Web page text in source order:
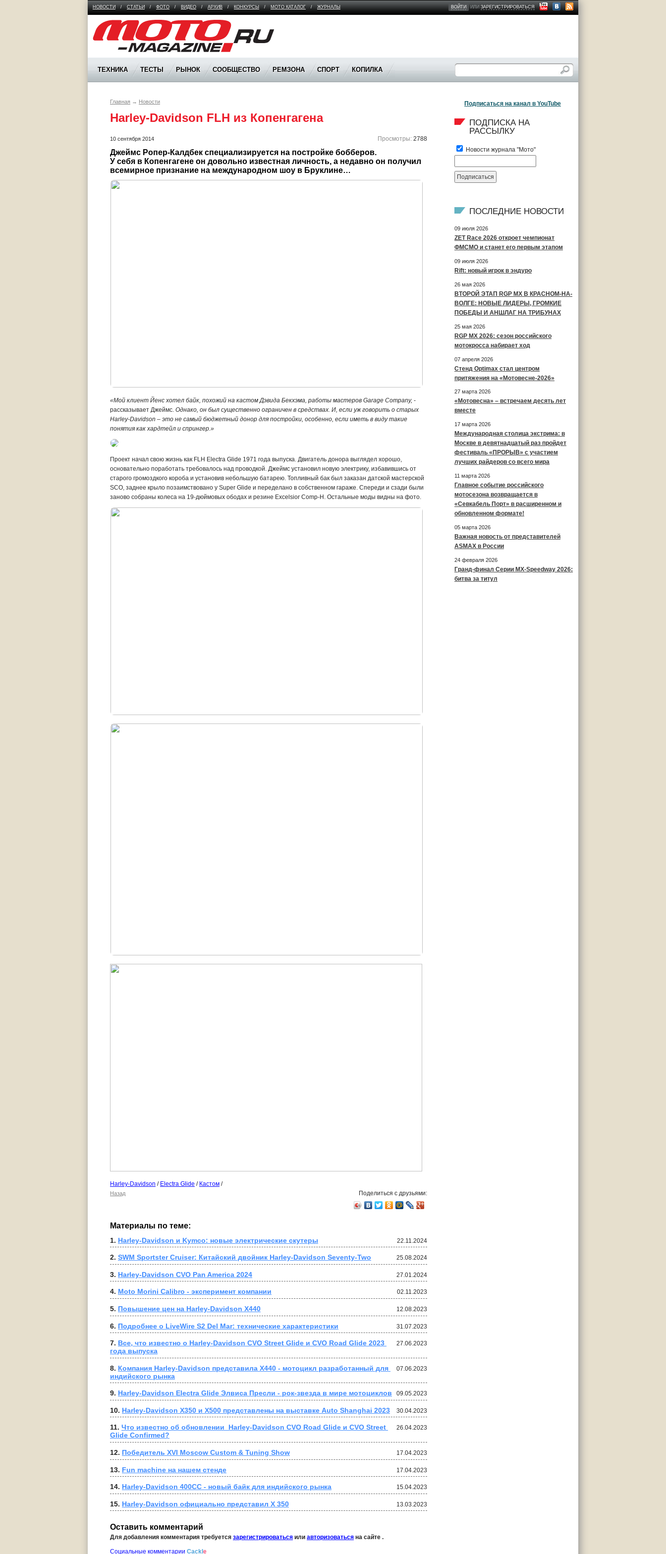
НОВОСТИ / СТАТЬИ / ФОТО / ВИДЕО / АРХИВ / КОНКУРСЫ / МОТО КАТАЛОГ / ЖУРНАЛЫ ВОЙТИ ИЛИЗАРЕГИСТРИРОВАТЬСЯ
Moto Magazine
ТЕХНИКА ТЕСТЫ РЫНОК СООБЩЕСТВО РЕМЗОНА СПОРТ КОПИЛКА
Главная → Новости
Harley-Davidson FLH из Копенгагена
Просмотры: 2788
10 сентября 2014
Джеймс Ропер-Калдбек специализируется на постройке бобберов.
У себя в Копенгагене он довольно известная личность, а недавно он получил
всемирное признание на международном шоу в Бруклине…
«Мой клиент Йенс хотел байк, похожий на кастом Дэвида Бекхэма, работы мастеров Garage Company, -
рассказывает Джеймс. Однако, он был существенно ограничен в средствах. И, если уж говорить о старых
Harley-Davidson – это не самый бюджетный донор для постройки, особенно, если иметь в виду такие
понятия как хардтейл и спрингер.»
Проект начал свою жизнь как FLH Electra Glide 1971 года выпуска. Двигатель донора выглядел хорошо,
основательно поработать требовалось над проводкой. Джеймс установил новую электрику, избавившись от
старого громоздкого короба и установив небольшую батарею. Топливный бак был заказан датской мастерской
SCO, заднее крыло позаимствовано у Super Glide и переделано в собственном гараже. Спереди и сзади были
заново собраны колеса на 19-дюймовых ободах и резине Excelsior Comp-H. Остальные моды видны на фото.
Harley-Davidson / Electra Glide / Кастом /
Назад Поделиться с друзьями:
Материалы по теме:
22.11.2024
1. Harley-Davidson и Kymco: новые электрические скутеры
25.08.2024
2. SWM Sportster Cruiser: Китайский двойник Harley-Davidson Seventy-Two
27.01.2024
3. Harley-Davidson CVO Pan America 2024
02.11.2023
4. Moto Morini Calibro - эксперимент компании
12.08.2023
5. Повышение цен на Harley-Davidson X440
31.07.2023
6. Подробнее о LiveWire S2 Del Mar: технические характеристики
27.06.2023
7. Все, что известно о Harley-Davidson CVO Street Glide и CVO Road Glide 2023
года выпуска
07.06.2023
8. Компания Harley-Davidson представила X440 - мотоцикл разработанный для
индийского рынка
09.05.2023
9. Harley-Davidson Electra Glide Элвиса Пресли - рок-звезда в мире мотоциклов
30.04.2023
10. Harley-Davidson X350 и X500 представлены на выставке Auto Shanghai 2023
26.04.2023
11. Что известно об обновлении  Harley-Davidson CVO Road Glide и CVO Street
Glide Confirmed?
17.04.2023
12. Победитель XVI Moscow Custom & Tuning Show
17.04.2023
13. Fun machine на нашем стенде
15.04.2023
14. Harley-Davidson 400CC - новый байк для индийского рынка
13.03.2023
15. Harley-Davidson официально представил X 350
Оставить комментарий
Для добавления комментария требуется зарегистрироваться или авторизоваться на сайте .
Социальные комментарии Cackle
Подписаться на канал в YouTube
ПОДПИСКА НА
РАССЫЛКУ
Новости журнала "Мото"
ПОСЛЕДНИЕ НОВОСТИ
09 июля 2026
ZET Race 2026 откроет чемпионат
ФМСМО и станет его первым этапом
09 июля 2026
Rift: новый игрок в эндуро
26 мая 2026
ВТОРОЙ ЭТАП RGP MX В КРАСНОМ-НА-
ВОЛГЕ: НОВЫЕ ЛИДЕРЫ, ГРОМКИЕ
ПОБЕДЫ И АНШЛАГ НА ТРИБУНАХ
25 мая 2026
RGP MX 2026: сезон российского
мотокросса набирает ход
07 апреля 2026
Стенд Optimax стал центром
притяжения на «Мотовесне-2026»
27 марта 2026
«Мотовесна» – встречаем десять лет
вместе
17 марта 2026
Международная столица экстрима: в
Москве в девятнадцатый раз пройдет
фестиваль «ПРОРЫВ» с участием
лучших райдеров со всего мира
11 марта 2026
Главное событие российского
мотосезона возвращается в
«Севкабель Порт» в расширенном и
обновленном формате!
05 марта 2026
Важная новость от представителей
ASMAX в России
24 февраля 2026
Гранд-финал Серии MX-Speedway 2026:
битва за титул